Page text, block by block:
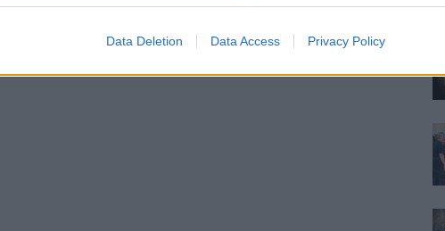
Data Deletion Data Access Privacy Policy